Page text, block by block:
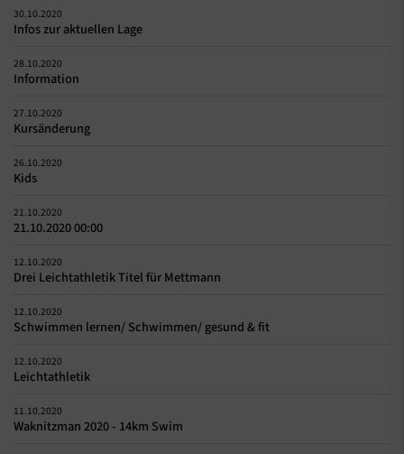
30.10.2020
Infos zur aktuellen Lage
28.10.2020
Information
27.10.2020
Kursänderung
26.10.2020
Kids
21.10.2020
21.10.2020 00:00
12.10.2020
Drei Leichtathletik Titel für Mettmann
12.10.2020
Schwimmen lernen/ Schwimmen/ gesund & fit
12.10.2020
Leichtathletik
11.10.2020
Waknitzman 2020 - 14km Swim